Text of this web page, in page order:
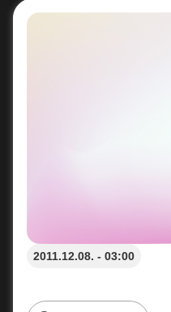
2011.12.08. - 03:00